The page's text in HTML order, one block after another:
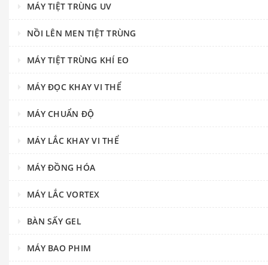
MÁY TIỆT TRÙNG UV
NỒI LÊN MEN TIỆT TRÙNG
MÁY TIỆT TRÙNG KHÍ EO
MÁY ĐỌC KHAY VI THỂ
MÁY CHUẨN ĐỘ
MÁY LẮC KHAY VI THỂ
MÁY ĐỒNG HÓA
MÁY LẮC VORTEX
BÀN SẤY GEL
MÁY BAO PHIM